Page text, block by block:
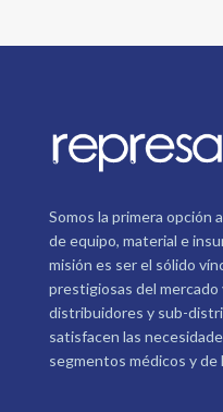
Somos la primera opción
de equipo, material e
misión es ser el sólido
prestigiosas del mercado
distribuidores y sub-
satisfacen las
segmentos médicos y de